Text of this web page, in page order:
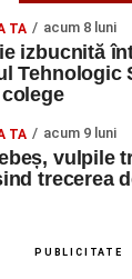
TA acum 8 luni
izbucnită
Tehnologic
TA acum 9 luni
vulpile
trecerea
PUBLICITATE